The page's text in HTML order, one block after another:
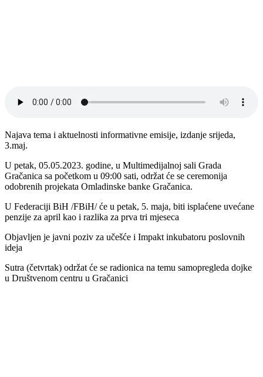
Najava tema i aktuelnosti informativne emisije, izdanje srijeda,
3.maj.
U petak, 05.05.2023. godine, u Multimedijalnoj sali Grada
Gračanica sa početkom u 09:00 sati, održat će se ceremonija
odobrenih projekata Omladinske banke Gračanica.
U Federaciji BiH /FBiH/ će u petak, 5. maja, biti isplaćene uvećane
penzije za april kao i razlika za prva tri mjeseca
Objavljen je javni poziv za učešće i Impakt inkubatoru poslovnih
ideja
Sutra (četvrtak) održat će se radionica na temu samopregleda dojke
u Društvenom centru u Gračanici